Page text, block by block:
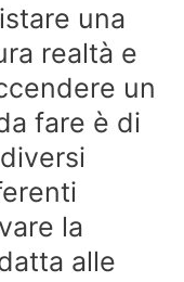
una
realtà e
un
fare è di
la
alle